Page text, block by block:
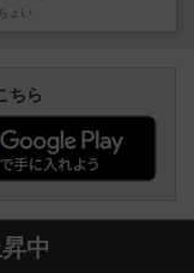
ょい
ちら
中